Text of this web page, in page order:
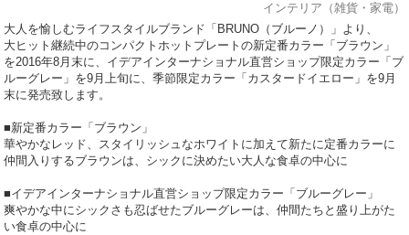
インテリア（雑貨・家電）
大人を愉しむライフスタイルブランド「BRUNO（ブルーノ）」より、
大ヒット継続中のコンパクトホットプレートの新定番カラー「ブラウン」
を2016年8月末に、イデアインターナショナル直営ショップ限定カラー「ブ
ルーグレー」を9月上旬に、季節限定カラー「カスタードイエロー」を9月
末に発売致します。
■新定番カラー「ブラウン」
華やかなレッド、スタイリッシュなホワイトに加えて新たに定番カラーに
仲間入りするブラウンは、シックに決めたい大人な食卓の中心に
■イデアインターナショナル直営ショップ限定カラー「ブルーグレー」
爽やかな中にシックさも忍ばせたブルーグレーは、仲間たちと盛り上がた
い食卓の中心に